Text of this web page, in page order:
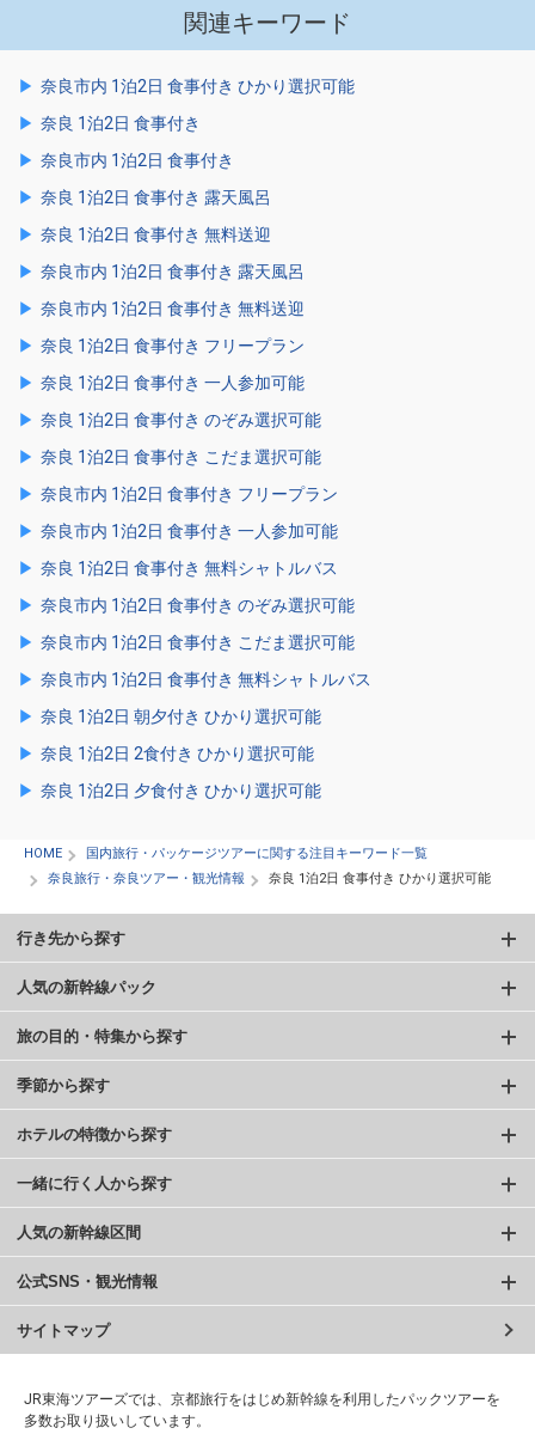
関連キーワード
奈良市内 1泊2日 食事付き ひかり選択可能
奈良 1泊2日 食事付き
奈良市内 1泊2日 食事付き
奈良 1泊2日 食事付き 露天風呂
奈良 1泊2日 食事付き 無料送迎
奈良市内 1泊2日 食事付き 露天風呂
奈良市内 1泊2日 食事付き 無料送迎
奈良 1泊2日 食事付き フリープラン
奈良 1泊2日 食事付き 一人参加可能
奈良 1泊2日 食事付き のぞみ選択可能
奈良 1泊2日 食事付き こだま選択可能
奈良市内 1泊2日 食事付き フリープラン
奈良市内 1泊2日 食事付き 一人参加可能
奈良 1泊2日 食事付き 無料シャトルバス
奈良市内 1泊2日 食事付き のぞみ選択可能
奈良市内 1泊2日 食事付き こだま選択可能
奈良市内 1泊2日 食事付き 無料シャトルバス
奈良 1泊2日 朝夕付き ひかり選択可能
奈良 1泊2日 2食付き ひかり選択可能
奈良 1泊2日 夕食付き ひかり選択可能
HOME
国内旅行・パッケージツアーに関する注目キーワード一覧
奈良旅行・奈良ツアー・観光情報
奈良 1泊2日 食事付き ひかり選択可能
行き先から探す
人気の新幹線パック
旅の目的・特集から探す
季節から探す
ホテルの特徴から探す
一緒に行く人から探す
人気の新幹線区間
公式SNS・観光情報
サイトマップ
JR東海ツアーズでは、京都旅行をはじめ新幹線を利用したパックツアーを
多数お取り扱いしています。